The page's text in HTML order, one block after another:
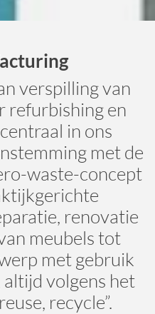
verspilling van
refurbishing en
in ons
met de
waste-concept
renovatie
meubels tot
met gebruik
volgens het
recycle”.